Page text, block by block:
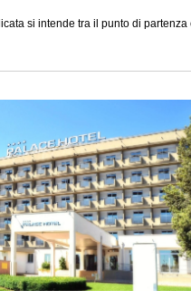
si intende tra il punto di partenza